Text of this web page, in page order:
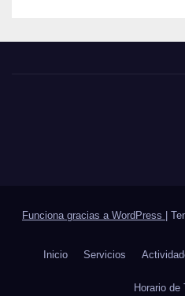
Funciona gracias a WordPress
Inicio Servicios
Horario de